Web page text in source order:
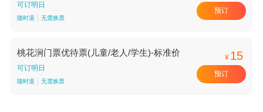
可订明日
随时退 无需换票
预订
桃花涧门票优待票(儿童/老人/学生)-标准价
可订明日
随时退 无需换票
¥ 15
预订